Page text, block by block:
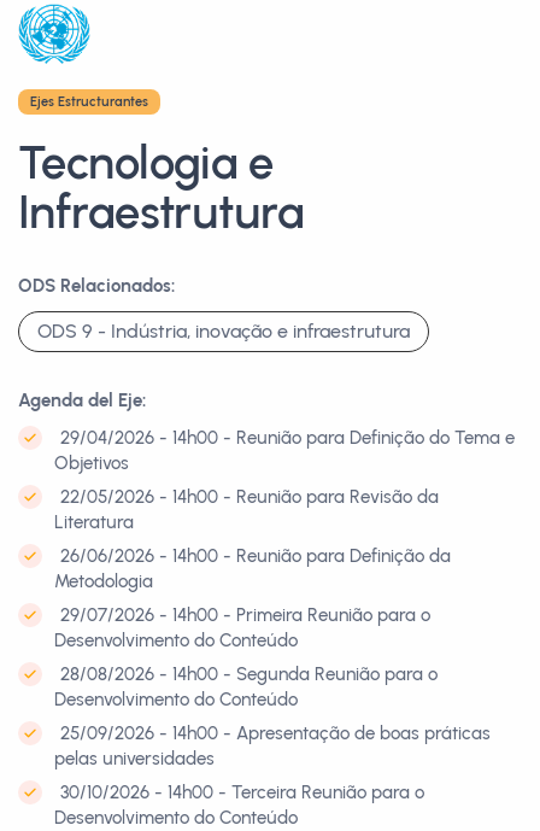
Ejes Estructurantes
Tecnologia e
Infraestrutura
ODS Relacionados:
ODS 9 - Indústria, inovação e infraestrutura
Agenda del Eje:
29/04/2026 - 14h00 - Reunião para Definição do Tema e
Objetivos
22/05/2026 - 14h00 - Reunião para Revisão da
Literatura
26/06/2026 - 14h00 - Reunião para Definição da
Metodologia
29/07/2026 - 14h00 - Primeira Reunião para o
Desenvolvimento do Conteúdo
28/08/2026 - 14h00 - Segunda Reunião para o
Desenvolvimento do Conteúdo
25/09/2026 - 14h00 - Apresentação de boas práticas
pelas universidades
30/10/2026 - 14h00 - Terceira Reunião para o
Desenvolvimento do Conteúdo